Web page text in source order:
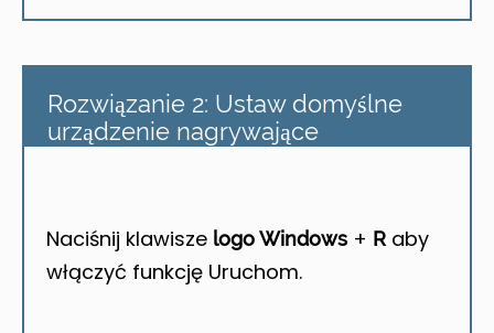
Rozwiązanie 2: Ustaw domyślne
urządzenie nagrywające
Naciśnij klawisze logo Windows + R aby
włączyć funkcję Uruchom.